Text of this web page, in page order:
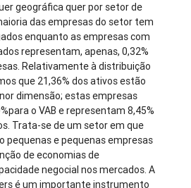
geográfica quer por setor de
das empresas do setor tem
enquanto as empresas com
representam, apenas, 0,32%
Relativamente à distribuição
que 21,36% dos ativos estão
dimensão; estas empresas
o VAB e representam 8,45%
Trata-se de um setor em que
pequenas e pequenas empresas
de economias de
negocial nos mercados. A
é um importante instrumento